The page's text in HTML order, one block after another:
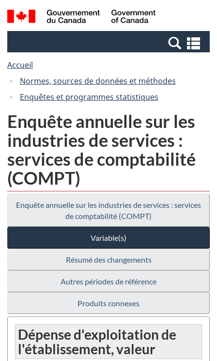
Passer
au
Passer
à
Canada
Recherche
et
et
Accueil
Normes, sources de données et méthodes
Enquêtes et programmes statistiques
Enquête annuelle sur les
industries de services :
services de comptabilité
(COMPT)
Enquête annuelle sur les industries de services : services
de comptabilité (COMPT)
Variable(s)
Résumé des changements
Autres périodes de référence
Produits connexes
Dépense d'exploitation de
l'établissement, valeur